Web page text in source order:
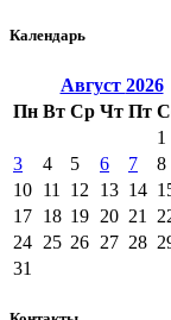
Календарь
Август 2026
Пн Вт Ср Чт Пт
1
3
4 5 6 7 8
10 11 12 13 14
17 18 19 20 21
24 25 26 27 28
31